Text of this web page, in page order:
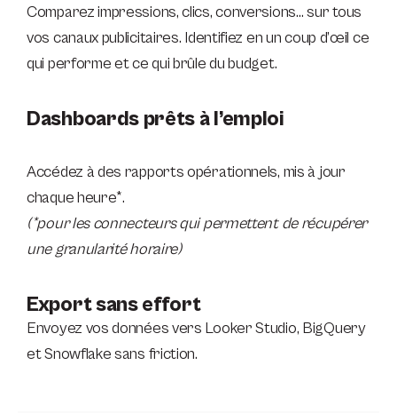
Comparez impressions, clics, conversions… sur tous
vos canaux publicitaires. Identifiez en un coup d’œil ce
qui performe et ce qui brûle du budget.
Dashboards prêts à l’emploi
Accédez à des rapports opérationnels, mis à jour
chaque heure*.
(*pour les connecteurs qui permettent de récupérer
une granularité horaire)
Export sans effort
Envoyez vos données vers Looker Studio, BigQuery
et Snowflake sans friction.